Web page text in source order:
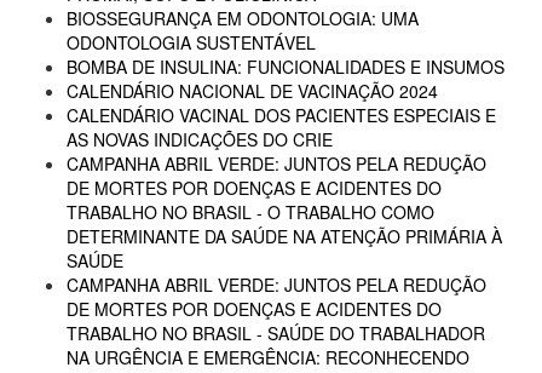
BIOSSEGURANÇA EM ODONTOLOGIA: UMA
ODONTOLOGIA SUSTENTÁVEL
BOMBA DE INSULINA: FUNCIONALIDADES E INSUMOS
CALENDÁRIO NACIONAL DE VACINAÇÃO 2024
CALENDÁRIO VACINAL DOS PACIENTES ESPECIAIS E
AS NOVAS INDICAÇÕES DO CRIE
CAMPANHA ABRIL VERDE: JUNTOS PELA REDUÇÃO
DE MORTES POR DOENÇAS E ACIDENTES DO
TRABALHO NO BRASIL - O TRABALHO COMO
DETERMINANTE DA SAÚDE NA ATENÇÃO PRIMÁRIA À
SAÚDE
CAMPANHA ABRIL VERDE: JUNTOS PELA REDUÇÃO
DE MORTES POR DOENÇAS E ACIDENTES DO
TRABALHO NO BRASIL - SAÚDE DO TRABALHADOR
NA URGÊNCIA E EMERGÊNCIA: RECONHECENDO